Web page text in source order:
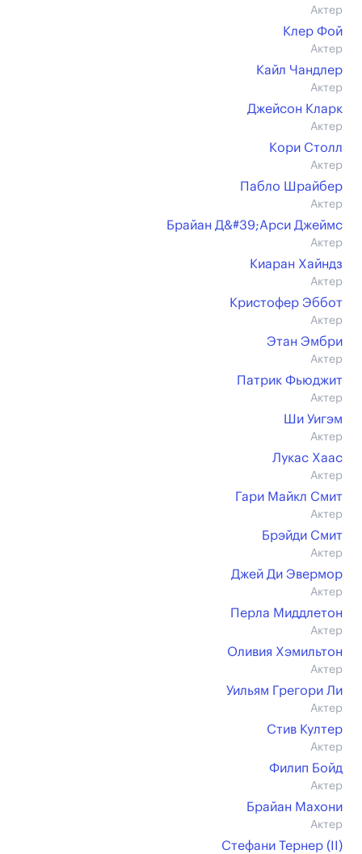
Актер
Клер Фой
Актер
Кайл Чандлер
Актер
Джейсон Кларк
Актер
Кори Столл
Актер
Пабло Шрайбер
Актер
Брайан Д&#39;Арси Джеймс
Актер
Киаран Хайндз
Актер
Кристофер Эббот
Актер
Этан Эмбри
Актер
Патрик Фьюджит
Актер
Ши Уигэм
Актер
Лукас Хаас
Актер
Гари Майкл Смит
Актер
Брэйди Смит
Актер
Джей Ди Эвермор
Актер
Перла Миддлетон
Актер
Оливия Хэмильтон
Актер
Уильям Грегори Ли
Актер
Стив Култер
Актер
Филип Бойд
Актер
Брайан Махони
Актер
Стефани Тернер (II)